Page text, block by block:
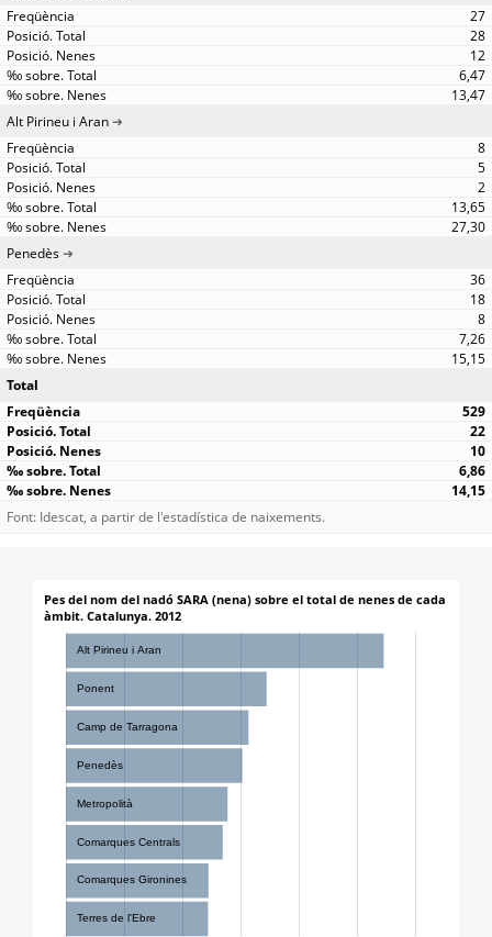
27
28
12
6,47
13,47
Alt Pirineu i Aran
8
5
2
13,65
27,30
Penedès
36
18
8
7,26
15,15
Total
529
22
10
6,86
14,15
Font: Idescat, a partir de l'estadística de naixements.